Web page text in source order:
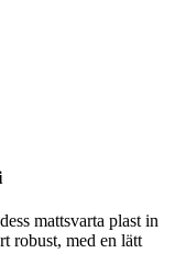
mattsvarta plast in
robust, med en lätt